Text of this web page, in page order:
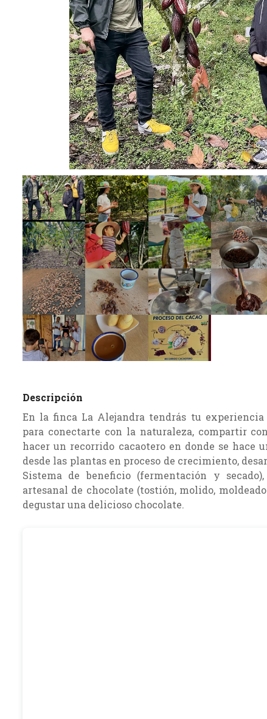
Previous
Descripción
En la finca La Alejandra tendrás tu
para conectarte con la naturaleza, compartir
hacer un recorrido cacaotero en donde se hace
desde las plantas en proceso de crecimiento,
Sistema de beneficio (fermentación y
artesanal de chocolate (tostión, molido,
degustar una delicioso chocolate.